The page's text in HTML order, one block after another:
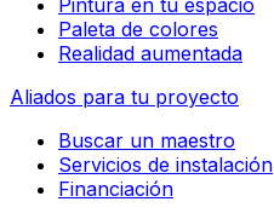
Pintura en tu espacio
Paleta de colores
Realidad aumentada
Aliados para tu proyecto
Buscar un maestro
Servicios de instalación
Financiación